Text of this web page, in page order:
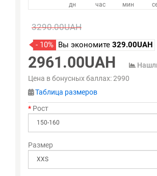
дн час мин
3290.00UAH
- 10% Вы экономите 329.00UAH
2961.00UAH
Цена в бонусных баллах:2990
Таблица размеров
Рост
Размер